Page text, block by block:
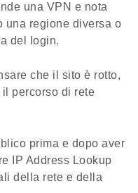
una VPN e nota
una regione diversa o
del login.
che il sito è rotto,
percorso di rete
prima e dopo aver
IP Address Lookup
della rete e della